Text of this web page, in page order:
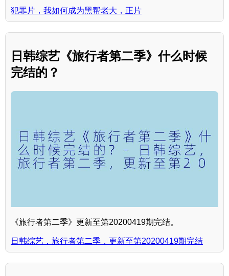
犯罪片，我如何成为黑帮老大，正片
日韩综艺《旅行者第二季》什么时候
完结的？
《旅行者第二季》更新至第20200419期完结。
日韩综艺，旅行者第二季，更新至第20200419期完结